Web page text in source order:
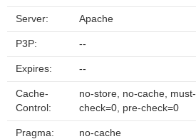
Server: Apache
P3P: --
Expires: --
Cache-
Control:
no-store, no-cache,
check=0, pre-check=0
Pragma: no-cache